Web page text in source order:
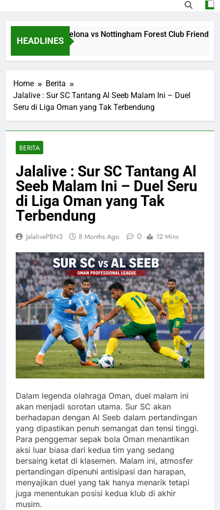
HEADLINES
Jalalive Barcelona vs Nottingham Forest Club Friendly
Home
Berita
Jalalive : Sur SC Tantang Al Seeb Malam Ini – Duel
Seru di Liga Oman yang Tak Terbendung
BERITA
Jalalive : Sur SC Tantang Al
Seeb Malam Ini – Duel Seru
di Liga Oman yang Tak
Terbendung
JalalivePBN3 8 Months Ago 0 12 Mins
Dalam legenda olahraga Oman, duel malam ini
akan menjadi sorotan utama. Sur SC akan
berhadapan dengan Al Seeb dalam pertandingan
yang dipastikan penuh semangat dan tensi tinggi.
Para penggemar sepak bola Oman menantikan
aksi luar biasa dari kedua tim yang sedang
bersaing ketat di klasemen. Malam ini, atmosfer
pertandingan dipenuhi antisipasi dan harapan,
menyajikan duel yang tak hanya menarik tetapi
juga menentukan posisi kedua klub di akhir
musim.